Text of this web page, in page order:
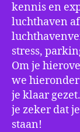
kennis en
luchthaven
stress,
Om je
we
je klaar
je zeker dat
staan!